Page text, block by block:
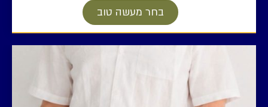
בחר מעשה טוב